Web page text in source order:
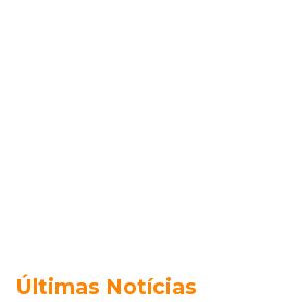
Últimas Notícias